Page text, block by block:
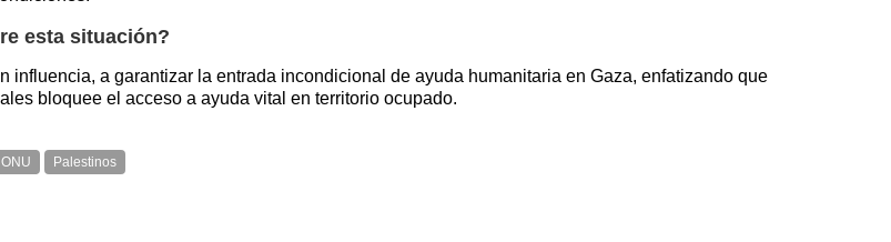
esta situación?
influencia, a garantizar la entrada incondicional de ayuda humanitaria en Gaza, enfatizando que
bloquee el acceso a ayuda vital en territorio ocupado.
ONU Palestinos